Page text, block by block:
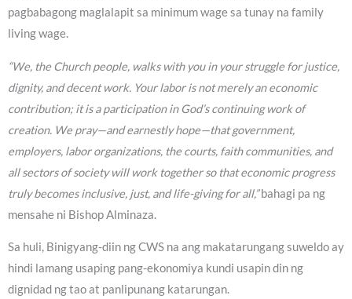
pagbabagong maglalapit sa minimum wage sa tunay na family
living wage.
“We, the Church people, walks with you in your struggle for justice,
dignity, and decent work. Your labor is not merely an economic
contribution; it is a participation in God’s continuing work of
creation. We pray—and earnestly hope—that government,
employers, labor organizations, the courts, faith communities, and
all sectors of society will work together so that economic progress
truly becomes inclusive, just, and life-giving for all,”bahagi pa ng
mensahe ni Bishop Alminaza.
Sa huli, Binigyang-diin ng CWS na ang makatarungang suweldo ay
hindi lamang usaping pang-ekonomiya kundi usapin din ng
dignidad ng tao at panlipunang katarungan.